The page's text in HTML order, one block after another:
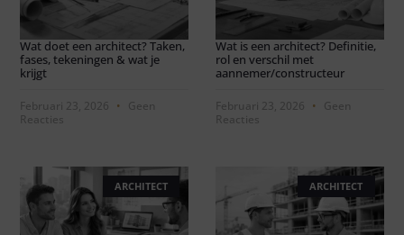
Wat doet een architect? Taken,
fases, tekeningen & wat je
krijgt
Februari 23, 2026
Geen
Reacties
Wat is een architect? Definitie,
rol en verschil met
aannemer/constructeur
Februari 23, 2026
Geen
Reacties
ARCHITECT ARCHITECT